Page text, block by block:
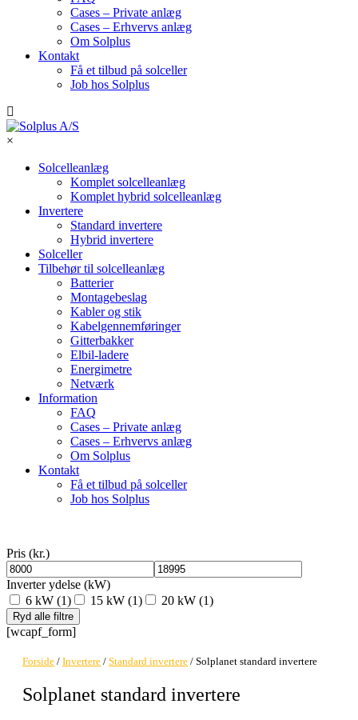
Cases – Private anlæg
Cases – Erhvervs anlæg
Om Solplus
Kontakt
Få et tilbud på solceller
Job hos Solplus
×
Solcelleanlæg
Komplet solcelleanlæg
Komplet hybrid solcelleanlæg
Invertere
Standard invertere
Hybrid invertere
Solceller
Tilbehør til solcelleanlæg
Batterier
Montagebeslag
Kabler og stik
Kabelgennemføringer
Gitterbakker
Elbil-ladere
Energimetre
Netværk
Information
FAQ
Cases – Private anlæg
Cases – Erhvervs anlæg
Om Solplus
Kontakt
Få et tilbud på solceller
Job hos Solplus
Pris (kr.)
Inverter ydelse (kW)
6 kW (1) 15 kW (1) 20 kW (1)
Ryd alle filtre
[wcapf_form]
Forside / Invertere / Standard invertere / Solplanet standard invertere
Solplanet standard invertere